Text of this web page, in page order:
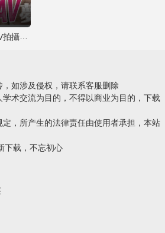
如涉及侵权，请联系客服删除
术交流为目的，不得以商业为目的，下载
，所产生的法律责任由使用者承担，本站
下载，不忘初心